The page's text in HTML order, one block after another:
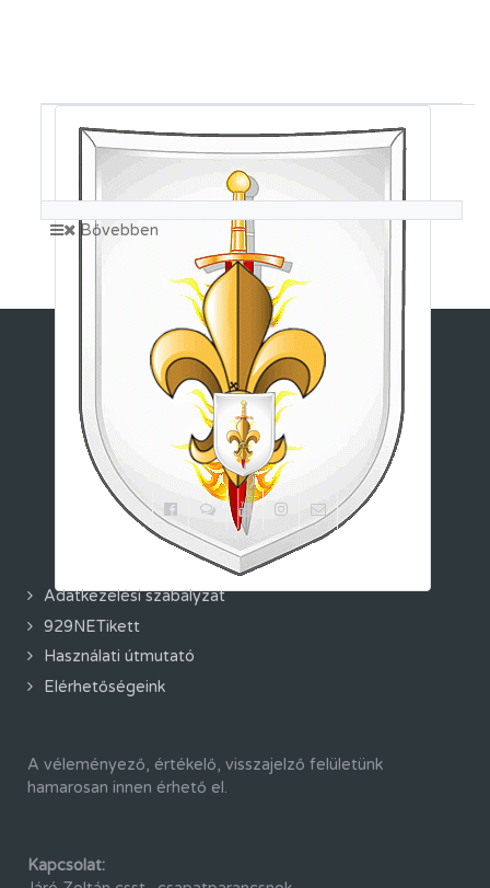
Operatív csoportok
Approval 11 Users
Bővebben
Adatkezelési szabályzat
929NETikett
Használati útmutató
Elérhetőségeink
A véleményező, értékelő, visszajelző felületünk
hamarosan innen érhető el.
Kapcsolat: